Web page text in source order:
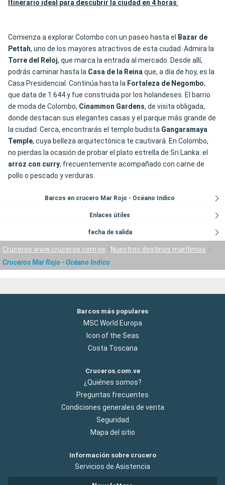
Itinerario ideal para descubrir la ciudad en 4 horas:
Comienza a explorar Colombo con un paseo hasta el
Bazar de
Pettah, uno de los mayores atractivos de esta ciudad. Admira la
Torre del Reloj, que marca la entrada al mercado. Desde allí,
podrás caminar hasta la Casa de la Reinaque, a día de hoy, es la
Casa Presidencial. Continúa hasta la Fortaleza de Negombo,
que data de 1.644 y fue construida por los holandeses. El barrio
de moda de Colombo, Cinammon Gardens, de visita obligada,
donde destacan sus elegantes casas y el parque más grande de
la ciudad. Cerca, encontrarás el templo budista Gangaramaya
Temple, cuya belleza arquitectónica te cautivará. En Colombo,
no pierdas la ocasión de probar el plato estrella de Sri Lanka: el
arroz con curry, frecuentemente acompañado con carne de
pollo o pescado y verduras.
Barcos en crucero Mar Rojo - Océano Indico
Enlaces útiles
fecha de salida
Cruceros www.cruceros.com.ve
Nuestros destinos marítimos
Cruceros Mar Rojo - Océano Indico
Barcos más populares
MSC World Europa
Icon of the Seas
Costa Toscana
Cruceros.com.ve
¿Quiénes somos?
Preguntas frecuentes
Condiciones generales de venta
Seguridad
Mapa del sitio
Información sobre crucero
Servicios de Asistencia